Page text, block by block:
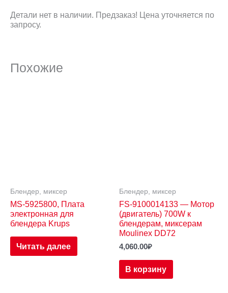
Детали нет в наличии. Предзаказ! Цена уточняется по
запросу.
Похожие
Блендер, миксер
MS-5925800, Плата
электронная для
блендера Krups
Читать далее
Блендер, миксер
FS-9100014133 — Мотор
(двигатель) 700W к
блендерам, миксерам
Moulinex DD72
4,060.00₽
В корзину